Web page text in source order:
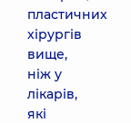
пластичних
хірургів
вище,
ніж у
лікарів,
які